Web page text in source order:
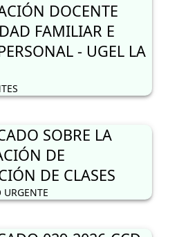
DOCENTE
FAMILIAR E
- UGEL LA
SOBRE LA
DE
DE CLASES